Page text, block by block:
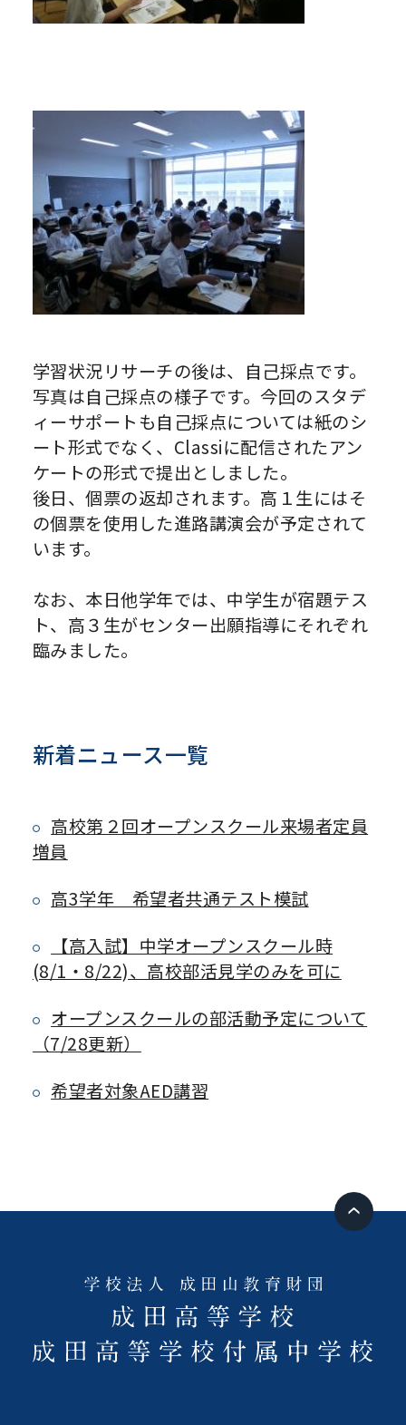
学習状況リサーチの後は、自己採点です。
写真は自己採点の様子です。今回のスタデ
ィーサポートも自己採点については紙のシ
ート形式でなく、Classiに配信されたアン
ケートの形式で提出としました。
後日、個票の返却されます。高１生にはそ
の個票を使用した進路講演会が予定されて
います。
なお、本日他学年では、中学生が宿題テス
ト、高３生がセンター出願指導にそれぞれ
臨みました。
新着ニュース一覧
高校第２回オープンスクール来場者定員
増員
高3学年 希望者共通テスト模試
【高入試】中学オープンスクール時
(8/1・8/22)、高校部活見学のみを可に
オープンスクールの部活動予定について
（7/28更新）
希望者対象AED講習